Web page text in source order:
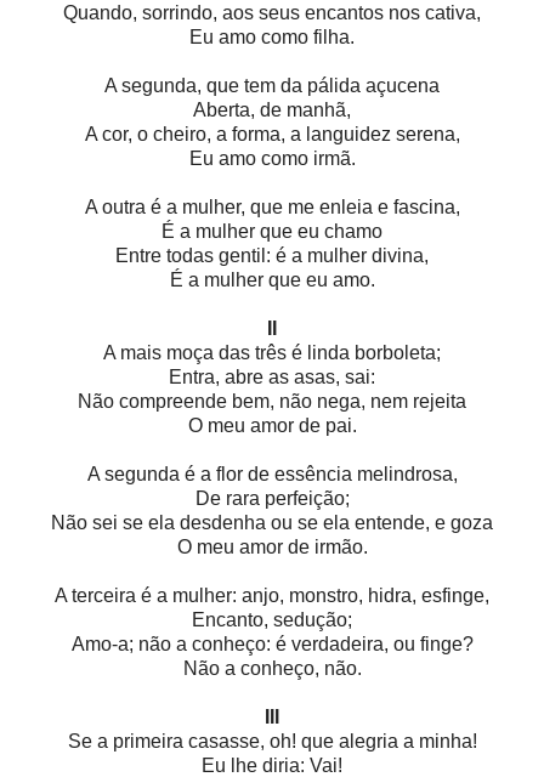
Quando, sorrindo, aos seus encantos nos cativa,
Eu amo como filha.
A segunda, que tem da pálida açucena
Aberta, de manhã,
A cor, o cheiro, a forma, a languidez serena,
Eu amo como irmã.
A outra é a mulher, que me enleia e fascina,
É a mulher que eu chamo
Entre todas gentil: é a mulher divina,
É a mulher que eu amo.
A mais moça das três é linda borboleta;
Entra, abre as asas, sai:
Não compreende bem, não nega, nem rejeita
O meu amor de pai.
A segunda é a flor de essência melindrosa,
De rara perfeição;
Não sei se ela desdenha ou se ela entende, e goza
O meu amor de irmão.
A terceira é a mulher: anjo, monstro, hidra, esfinge,
Encanto, sedução;
Amo-a; não a conheço: é verdadeira, ou finge?
Não a conheço, não.
Se a primeira casasse, oh! que alegria a minha!
Eu lhe diria: Vai!